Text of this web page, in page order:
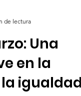
de lectura
Una
en la